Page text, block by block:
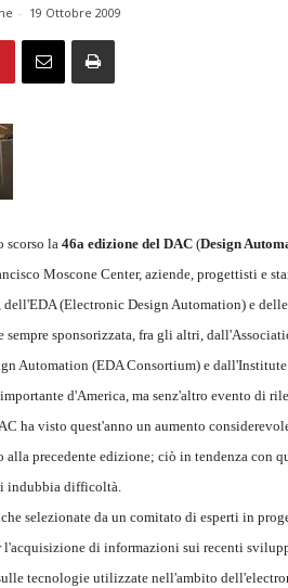
- 19 Ottobre 2009
scorso la 46a edizione del DAC (Design
Moscone Center, aziende, progettisti e
(Electronic Design Automation) e
sempre sponsorizzata, fra gli altri,
Automation (EDA Consortium) e
d'America, ma senz'altro evento di
ha visto quest'anno un aumento
precedente edizione; ciò in tendenza con
indubbia difficoltà.
selezionate da un comitato di esperti in
l'acquisizione di informazioni sui recenti
tecnologie utilizzate nell'ambito